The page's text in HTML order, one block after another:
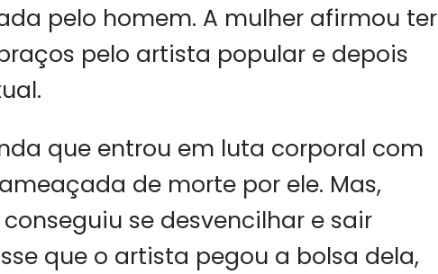
pelo homem. A mulher afirmou ter
pelo artista popular e depois
que entrou em luta corporal com
de morte por ele. Mas,
se desvencilhar e sair
que o artista pegou a bolsa dela,